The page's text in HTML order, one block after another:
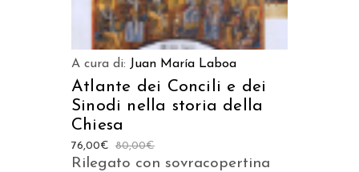
A cura di: Juan María Laboa
Atlante dei Concili e dei
Sinodi nella storia della
Chiesa
80,00€
76,00€
Rilegato con sovracopertina